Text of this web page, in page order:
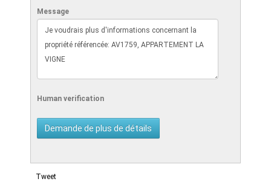
Message
Human verification
Tweet